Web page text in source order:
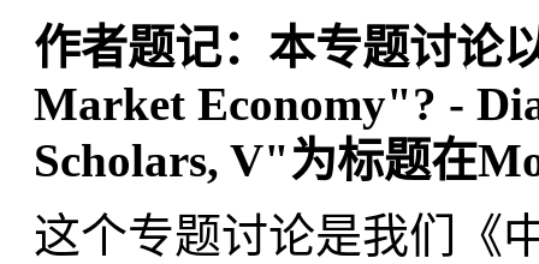
作者题记：本专题讨论
Market Economy"? -
Scholars, V"为标题在
这个专题讨论是我们《